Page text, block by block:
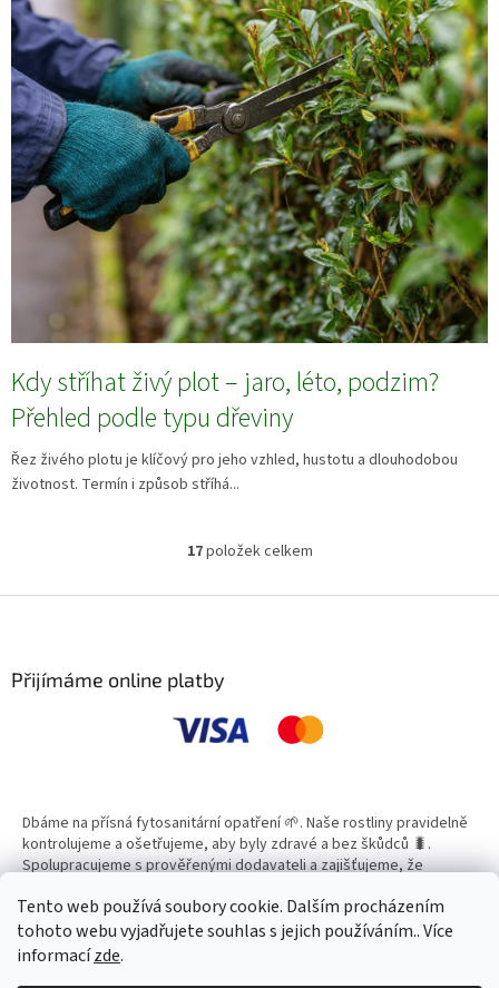
Tento web používá soubory cookie. Dalším procházením
tohoto webu vyjadřujete souhlas s jejich používáním.. Více
informacízde.
Kdy stříhat živý plot – jaro, léto, podzim?
Přehled podle typu dřeviny
Řez živého plotu je klíčový pro jeho vzhled, hustotu a dlouhodobou
životnost. Termín i způsob stříhá...
O
l
p
r
y
v
ý
p
i
s
u
17položek celkem
Přijímáme online platby
Dbáme na přísná fytosanitární opatření 🌱. Naše rostliny pravidelně
kontrolujeme a ošetřujeme, aby byly zdravé a bez škůdců 🐛.
Spolupracujeme s prověřenými dodavateli a zajišťujeme, že